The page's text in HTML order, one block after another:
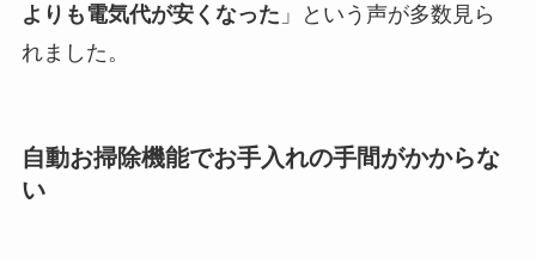
よりも電気代が安くなった 」という声が多数見ら
れました。
自動お掃除機能でお手入れの手間がかからな
い